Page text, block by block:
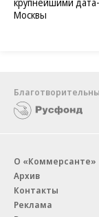
крупнейшими
Москвы
О «Коммерсанте»
Архив
Контакты
Реклама